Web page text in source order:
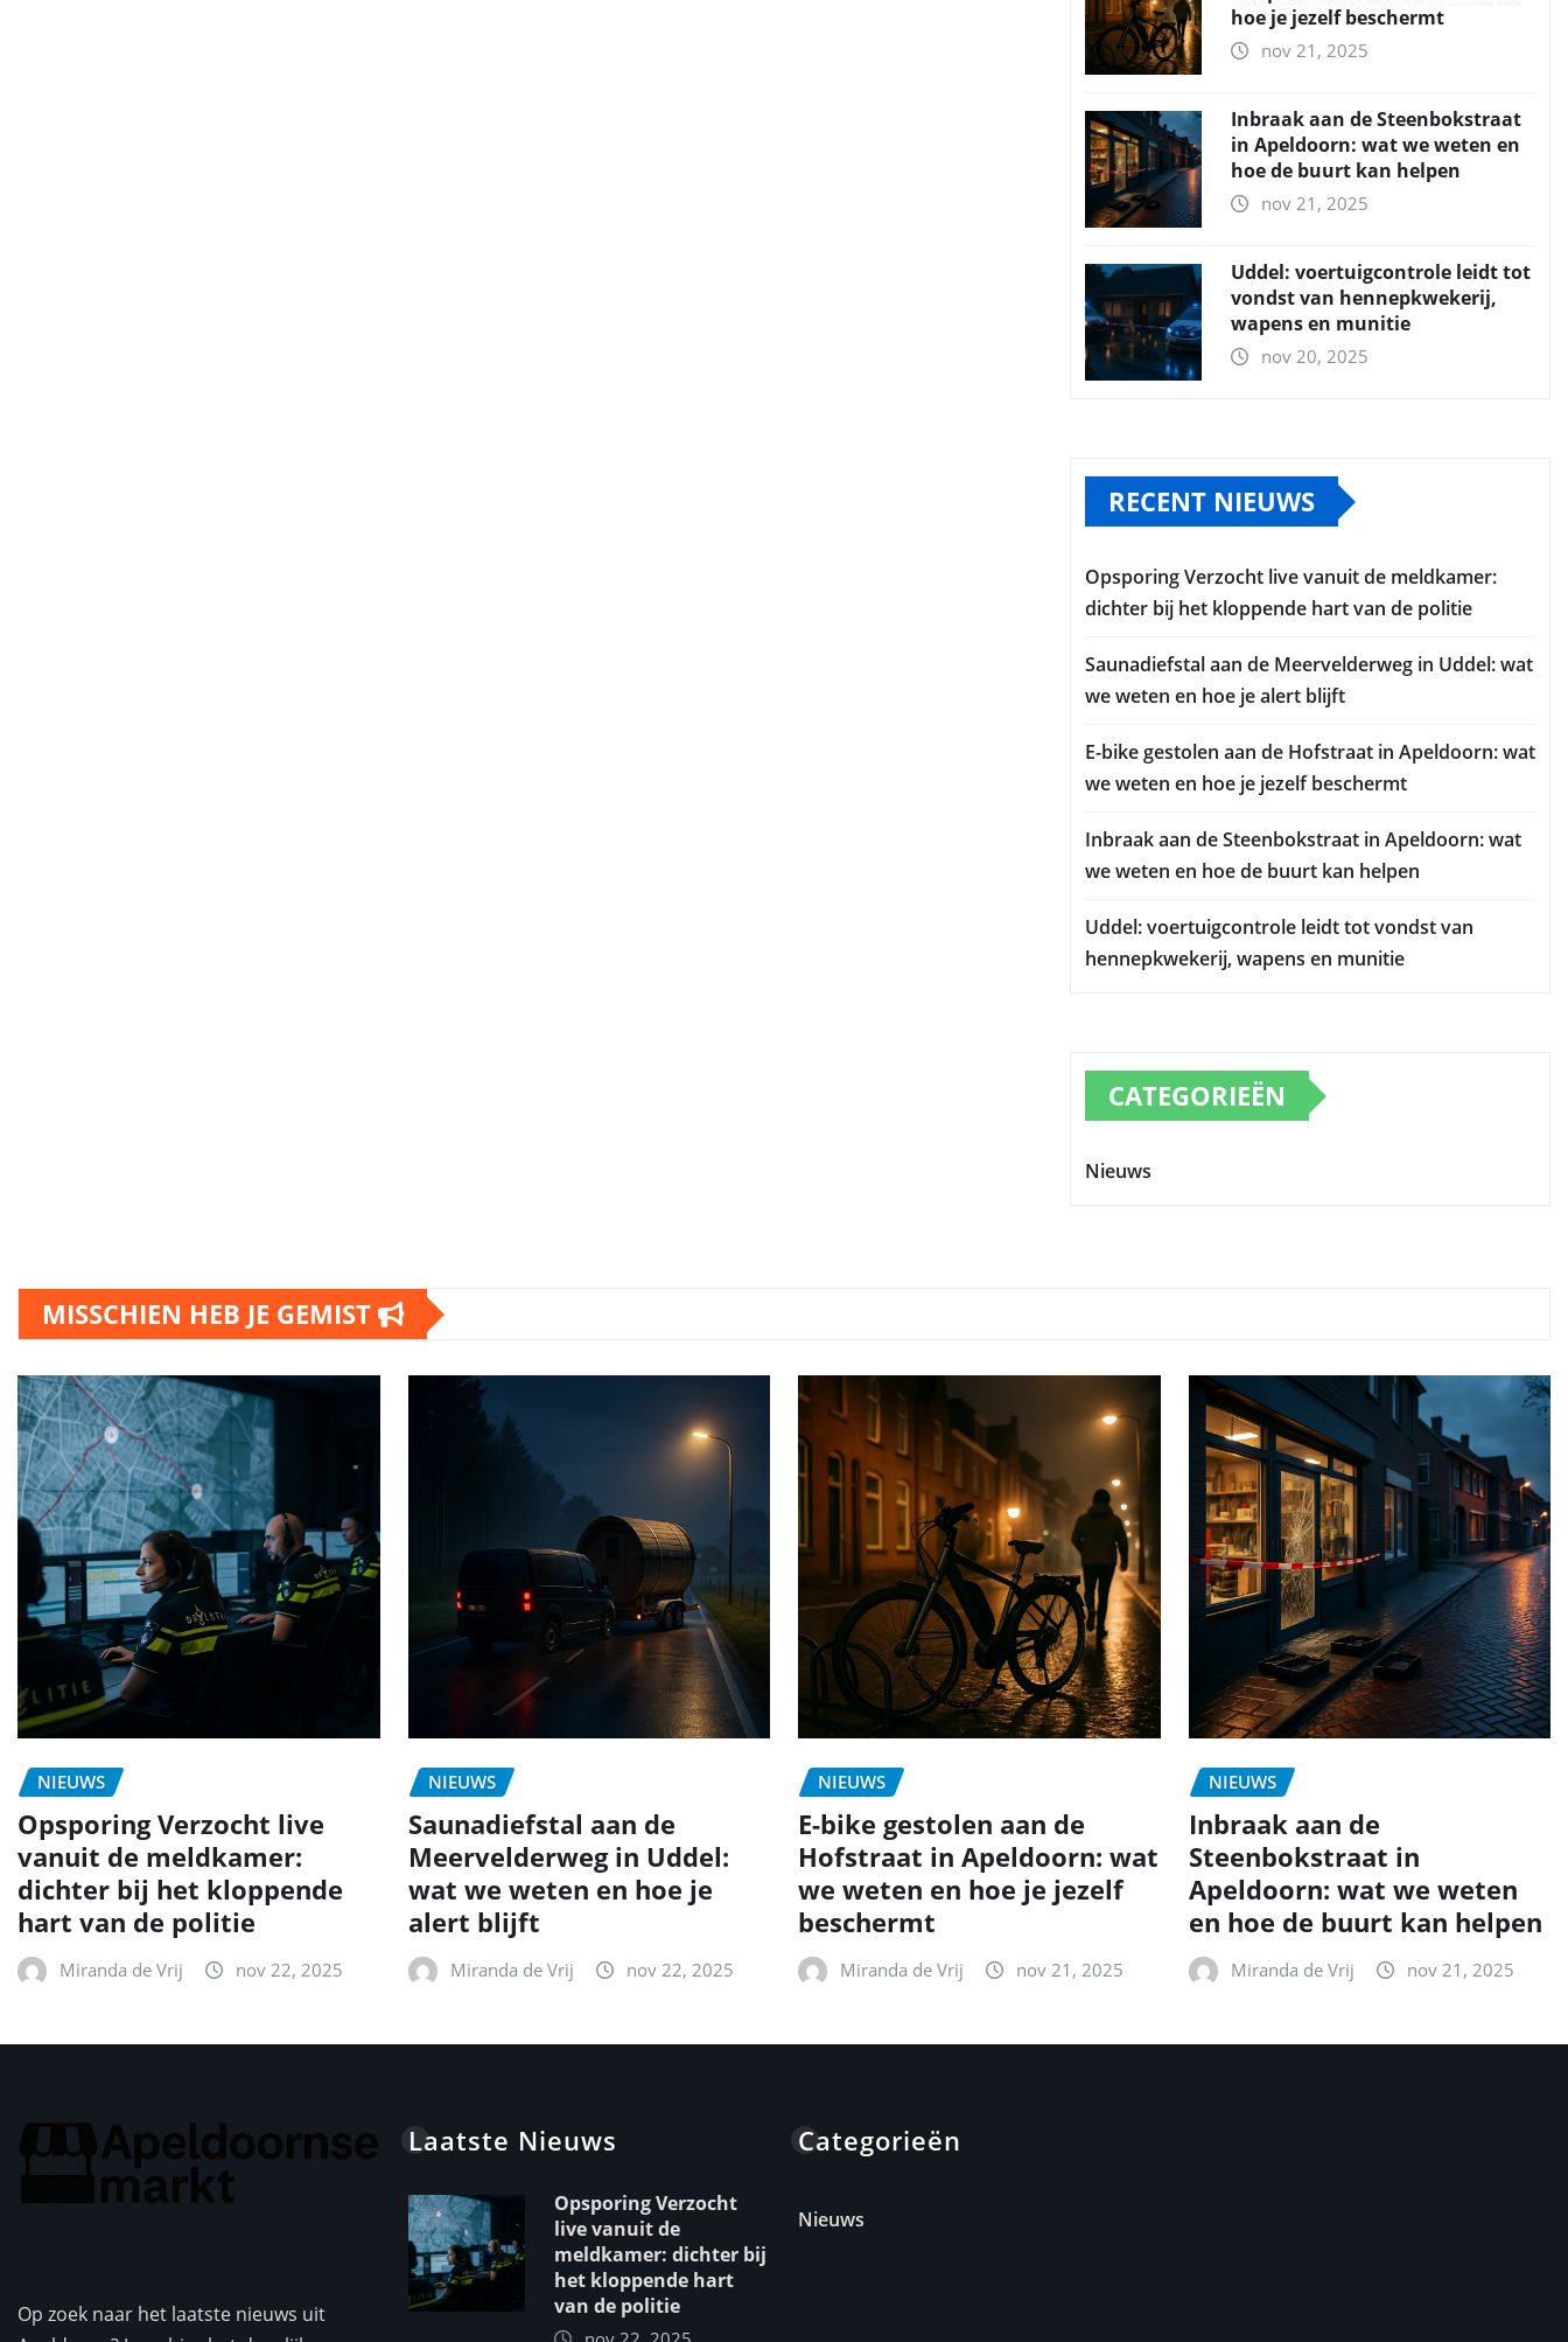
hoe je jezelf beschermt
nov 21, 2025
Inbraak aan de Steenbokstraat
in Apeldoorn: wat we weten en
hoe de buurt kan helpen
nov 21, 2025
Uddel: voertuigcontrole leidt tot
vondst van hennepkwekerij,
wapens en munitie
nov 20, 2025
RECENT NIEUWS
Opsporing Verzocht live vanuit de meldkamer:
dichter bij het kloppende hart van de politie
Saunadiefstal aan de Meervelderweg in Uddel: wat
we weten en hoe je alert blijft
E-bike gestolen aan de Hofstraat in Apeldoorn: wat
we weten en hoe je jezelf beschermt
Inbraak aan de Steenbokstraat in Apeldoorn: wat
we weten en hoe de buurt kan helpen
Uddel: voertuigcontrole leidt tot vondst van
hennepkwekerij, wapens en munitie
CATEGORIEËN
Nieuws
MISSCHIEN HEB JE GEMIST
NIEUWS
Opsporing Verzocht live
vanuit de meldkamer:
dichter bij het kloppende
hart van de politie
Miranda de Vrij nov 22, 2025
NIEUWS
Saunadiefstal aan de
Meervelderweg in Uddel:
wat we weten en hoe je
alert blijft
Miranda de Vrij nov 22, 2025
NIEUWS
E-bike gestolen aan de
Hofstraat in Apeldoorn: wat
we weten en hoe je jezelf
beschermt
Miranda de Vrij nov 21, 2025
NIEUWS
Inbraak aan de
Steenbokstraat in
Apeldoorn: wat we weten
en hoe de buurt kan helpen
Miranda de Vrij nov 21, 2025
Op zoek naar het laatste nieuws uit
Laatste Nieuws
Opsporing Verzocht
live vanuit de
meldkamer: dichter bij
het kloppende hart
van de politie
Categorieën
Nieuws